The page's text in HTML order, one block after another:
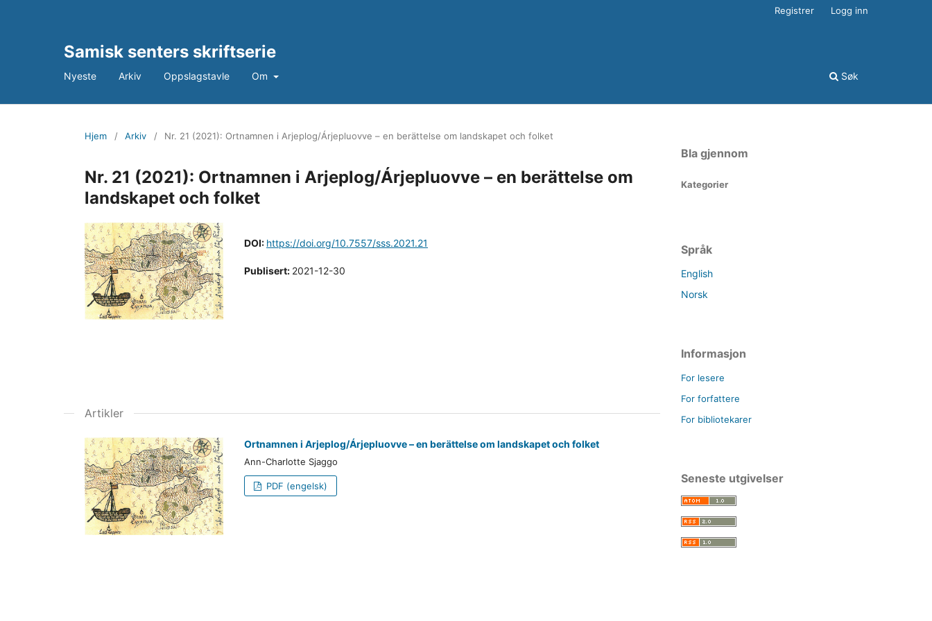
Samisk senters skriftserie
Nyeste Arkiv Oppslagstavle Om Søk
Registrer Logg inn
Hjem / Arkiv / Nr. 21 (2021): Ortnamnen i Arjeplog/Árjepluovve – en berättelse om landskapet och folket
Nr. 21 (2021): Ortnamnen i Arjeplog/Árjepluovve – en berättelse om
landskapet och folket
DOI: https://doi.org/10.7557/sss.2021.21
Publisert: 2021-12-30
Artikler
Ortnamnen i Arjeplog/Árjepluovve – en berättelse om landskapet och folket
Ann-Charlotte Sjaggo
PDF (engelsk)
Bla gjennom
Kategorier
Språk
English
Norsk
Informasjon
For lesere
For forfattere
For bibliotekarer
Seneste utgivelser